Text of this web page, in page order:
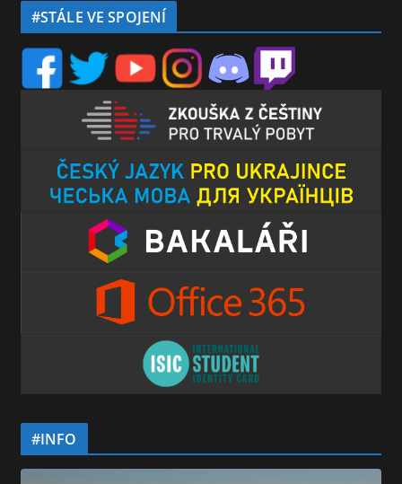
#STÁLE VE SPOJENÍ
#INFO